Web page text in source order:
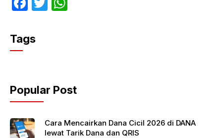
c
e
o
o
k
p
p
Tags
Popular Post
Cara Mencairkan Dana Cicil 2026 di DANA
lewat Tarik Dana dan QRIS